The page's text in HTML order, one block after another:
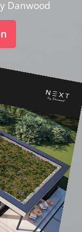
Danwood